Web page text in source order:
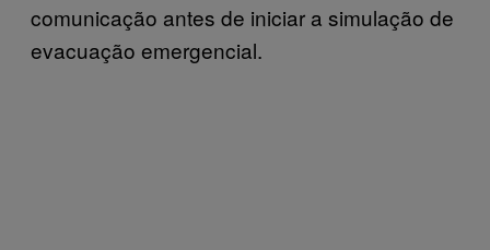
comunicação antes de iniciar a simulação de
evacuação emergencial.